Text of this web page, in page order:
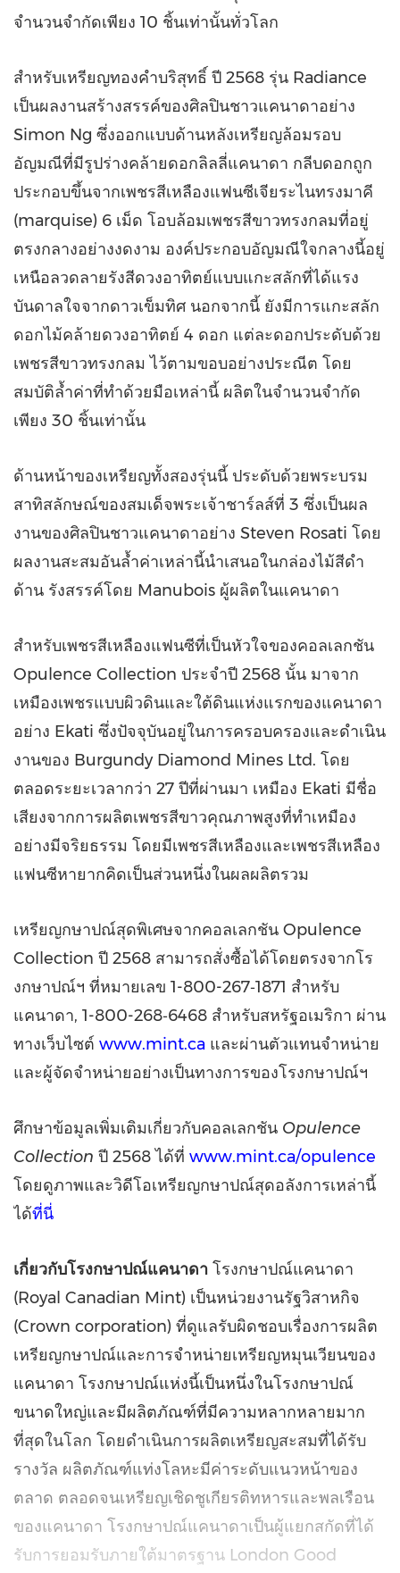
จำนวนจำกัดเพียง 10 ชิ้นเท่านั้นทั่วโลก
สำหรับเหรียญทองคำบริสุทธิ์ ปี 2568 รุ่น Radiance
เป็นผลงานสร้างสรรค์ของศิลปินชาวแคนาดาอย่าง
Simon Ng ซึ่งออกแบบด้านหลังเหรียญล้อมรอบ
อัญมณีที่มีรูปร่างคล้ายดอกลิลลี่แคนาดา กลีบดอกถูก
ประกอบขึ้นจากเพชรสีเหลืองแฟนซีเจียระไนทรงมาคี
(marquise) 6 เม็ด โอบล้อมเพชรสีขาวทรงกลมที่อยู่
ตรงกลางอย่างงดงาม องค์ประกอบอัญมณีใจกลางนี้อยู่
เหนือลวดลายรังสีดวงอาทิตย์แบบแกะสลักที่ได้แรง
บันดาลใจจากดาวเข็มทิศ นอกจากนี้ ยังมีการแกะสลัก
ดอกไม้คล้ายดวงอาทิตย์ 4 ดอก แต่ละดอกประดับด้วย
เพชรสีขาวทรงกลม ไว้ตามขอบอย่างประณีต โดย
สมบัติล้ำค่าที่ทำด้วยมือเหล่านี้ ผลิตในจำนวนจำกัด
เพียง 30 ชิ้นเท่านั้น
ด้านหน้าของเหรียญทั้งสองรุ่นนี้ ประดับด้วยพระบรม
สาทิสลักษณ์ของสมเด็จพระเจ้าชาร์ลส์ที่ 3 ซึ่งเป็นผล
งานของศิลปินชาวแคนาดาอย่าง Steven Rosati โดย
ผลงานสะสมอันล้ำค่าเหล่านี้นำเสนอในกล่องไม้สีดำ
ด้าน รังสรรค์โดย Manubois ผู้ผลิตในแคนาดา
สำหรับเพชรสีเหลืองแฟนซีที่เป็นหัวใจของคอลเลกชัน
Opulence Collection ประจำปี 2568 นั้น มาจาก
เหมืองเพชรแบบผิวดินและใต้ดินแห่งแรกของแคนาดา
อย่าง Ekati ซึ่งปัจจุบันอยู่ในการครอบครองและดำเนิน
งานของ Burgundy Diamond Mines Ltd. โดย
ตลอดระยะเวลากว่า 27 ปีที่ผ่านมา เหมือง Ekati มีชื่อ
เสียงจากการผลิตเพชรสีขาวคุณภาพสูงที่ทำเหมือง
อย่างมีจริยธรรม โดยมีเพชรสีเหลืองและเพชรสีเหลือง
แฟนซีหายากคิดเป็นส่วนหนึ่งในผลผลิตรวม
เหรียญกษาปณ์สุดพิเศษจากคอลเลกชัน Opulence
Collection ปี 2568 สามารถสั่งซื้อได้โดยตรงจากโร
งกษาปณ์ฯ ที่หมายเลข 1-800-267‑1871 สำหรับ
แคนาดา, 1-800-268‑6468 สำหรับสหรัฐอเมริกา ผ่าน
ทางเว็บไซต์ www.mint.ca และผ่านตัวแทนจำหน่าย
และผู้จัดจำหน่ายอย่างเป็นทางการของโรงกษาปณ์ฯ
ศึกษาข้อมูลเพิ่มเติมเกี่ยวกับคอลเลกชัน Opulence
Collection ปี 2568 ได้ที่ www.mint.ca/opulence
โดยดูภาพและวิดีโอเหรียญกษาปณ์สุดอลังการเหล่านี้
ได้ที่นี่
เกี่ยวกับโรงกษาปณ์แคนาดา โรงกษาปณ์แคนาดา
(Royal Canadian Mint) เป็นหน่วยงานรัฐวิสาหกิจ
(Crown corporation) ที่ดูแลรับผิดชอบเรื่องการผลิต
เหรียญกษาปณ์และการจำหน่ายเหรียญหมุนเวียนของ
แคนาดา โรงกษาปณ์แห่งนี้เป็นหนึ่งในโรงกษาปณ์
ขนาดใหญ่และมีผลิตภัณฑ์ที่มีความหลากหลายมาก
ที่สุดในโลก โดยดำเนินการผลิตเหรียญสะสมที่ได้รับ
รางวัล ผลิตภัณฑ์แท่งโลหะมีค่าระดับแนวหน้าของ
ตลาด ตลอดจนเหรียญเชิดชูเกียรติทหารและพลเรือน
ของแคนาดา โรงกษาปณ์แคนาดาเป็นผู้แยกสกัดที่ได้
รับการยอมรับภายใต้มาตรฐาน London Good